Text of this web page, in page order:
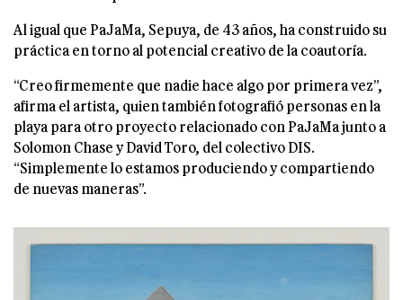
Al igual que PaJaMa, Sepuya, de 43 años, ha construido su
práctica en torno al potencial creativo de la coautoría.
“Creo firmemente que nadie hace algo por primera vez”,
afirma el artista, quien también fotografió personas en la
playa para otro proyecto relacionado con PaJaMa junto a
Solomon Chase y David Toro, del colectivo DIS.
“Simplemente lo estamos produciendo y compartiendo
de nuevas maneras”.